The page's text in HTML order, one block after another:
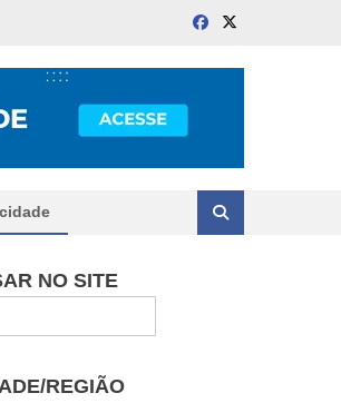
NO SITE
por:
REGIÃO